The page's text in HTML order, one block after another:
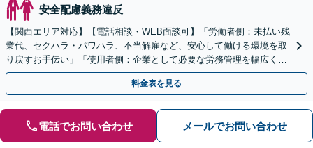
安全配慮義務違反
【関西エリア対応】【電話相談・WEB面談可】「労働者側：未払い残
業代、セクハラ・パワハラ、不当解雇など、安心して働ける環境を取
り戻すお手伝い」「使用者側：企業として必要な労務管理を幅広くサ
ポート」【スポット契約・顧問契約どちらも対応可】
料金表を見る
電話でお問い合わせ メールでお問い合わせ